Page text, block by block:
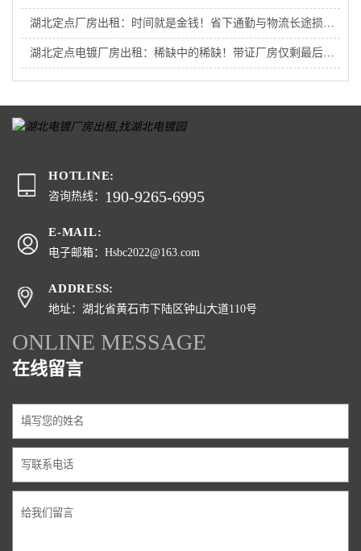
湖北定点厂房出租：时间就是金钱！省下通勤与物流长途损耗，给企业赚出一座新工厂
湖北定点电镀厂房出租：稀缺中的稀缺！带证厂房仅剩最后几套，手慢无！
HOTLINE:
咨询热线： 190-9265-6995
E-MAIL:
电子邮箱：Hsbc2022@163.com
ADDRESS:
地址：湖北省黄石市下陆区钟山大道110号
ONLINE MESSAGE
在线留言